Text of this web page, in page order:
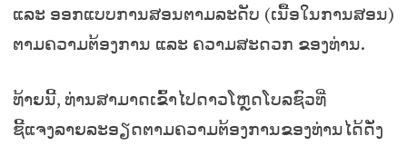
ແລະ ອອກແບບການສອນຕາມລະດັບ (ເນື້ອໃນການສອນ)
ຕາມຄວາມຕ້ອງການ ແລະ ຄວາມສະດວກ ຂອງທ່ານ.
ທ້າຍນີ້, ທ່ານສາມາດເຂົ້າໄປດາວໂຫຼດໂບລຊົວທີ່
ຊີ້ແຈງລາຍລະອຽດຕາມຄວາມຕ້ອງການຂອງທ່ານໄດ້ດັ່ງ